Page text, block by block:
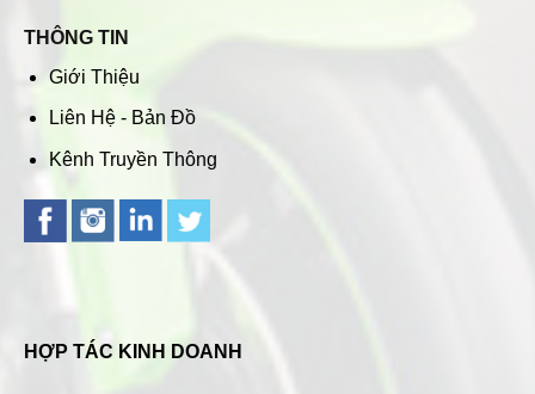
THÔNG TIN
Giới Thiệu
Liên Hệ - Bản Đồ
Kênh Truyền Thông
HỢP TÁC KINH DOANH